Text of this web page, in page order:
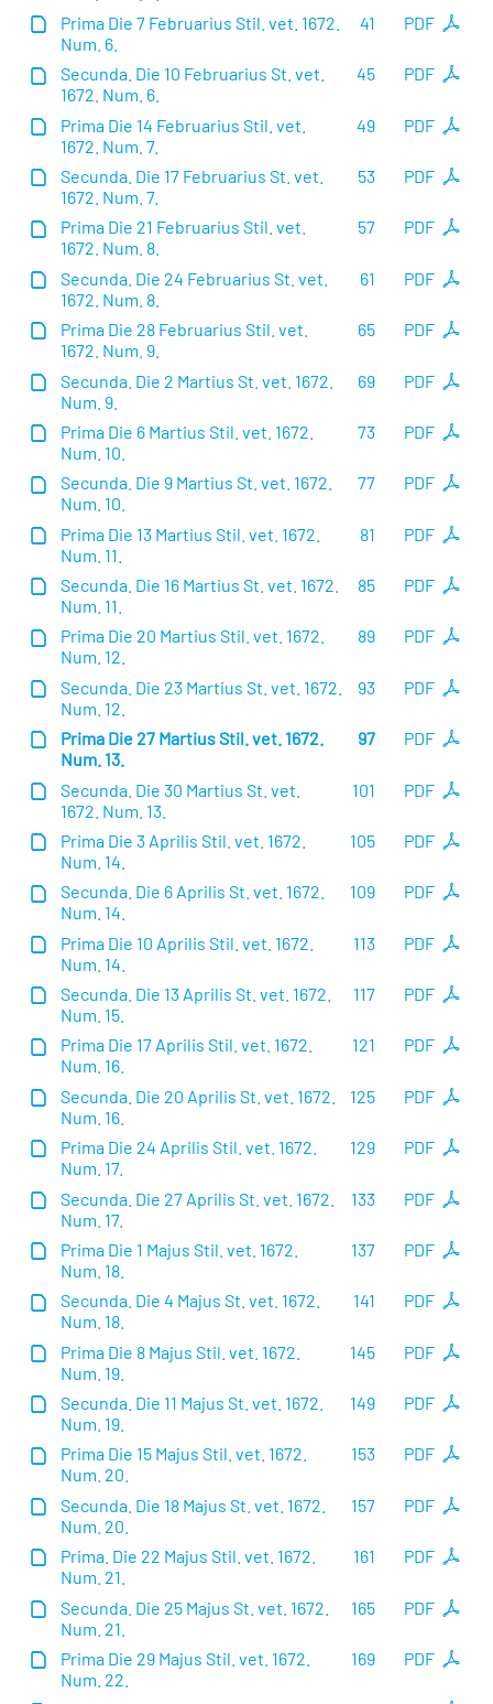
PDF
41
Prima Die 7 Februarius Stil. vet. 1672.
Num. 6.
PDF
45
Secunda. Die 10 Februarius St. vet.
1672. Num. 6.
PDF
49
Prima Die 14 Februarius Stil. vet.
1672. Num. 7.
PDF
53
Secunda. Die 17 Februarius St. vet.
1672. Num. 7.
PDF
57
Prima Die 21 Februarius Stil. vet.
1672. Num. 8.
PDF
61
Secunda. Die 24 Februarius St. vet.
1672. Num. 8.
PDF
65
Prima Die 28 Februarius Stil. vet.
1672. Num. 9.
PDF
69
Secunda. Die 2 Martius St. vet. 1672.
Num. 9.
PDF
73
Prima Die 6 Martius Stil. vet. 1672.
Num. 10.
PDF
77
Secunda. Die 9 Martius St. vet. 1672.
Num. 10.
PDF
81
Prima Die 13 Martius Stil. vet. 1672.
Num. 11.
PDF
85
Secunda. Die 16 Martius St. vet. 1672.
Num. 11.
PDF
89
Prima Die 20 Martius Stil. vet. 1672.
Num. 12.
PDF
93
Secunda. Die 23 Martius St. vet. 1672.
Num. 12.
PDF
97
Prima Die 27 Martius Stil. vet. 1672.
Num. 13.
PDF
101
Secunda. Die 30 Martius St. vet.
1672. Num. 13.
PDF
105
Prima Die 3 Aprilis Stil. vet. 1672.
Num. 14.
PDF
109
Secunda. Die 6 Aprilis St. vet. 1672.
Num. 14.
PDF
113
Prima Die 10 Aprilis Stil. vet. 1672.
Num. 14.
PDF
117
Secunda. Die 13 Aprilis St. vet. 1672.
Num. 15.
PDF
121
Prima Die 17 Aprilis Stil. vet. 1672.
Num. 16.
PDF
125
Secunda. Die 20 Aprilis St. vet. 1672.
Num. 16.
PDF
129
Prima Die 24 Aprilis Stil. vet. 1672.
Num. 17.
PDF
133
Secunda. Die 27 Aprilis St. vet. 1672.
Num. 17.
PDF
137
Prima Die 1 Majus Stil. vet. 1672.
Num. 18.
PDF
141
Secunda. Die 4 Majus St. vet. 1672.
Num. 18.
PDF
145
Prima Die 8 Majus Stil. vet. 1672.
Num. 19.
PDF
149
Secunda. Die 11 Majus St. vet. 1672.
Num. 19.
PDF
153
Prima Die 15 Majus Stil. vet. 1672.
Num. 20.
PDF
157
Secunda. Die 18 Majus St. vet. 1672.
Num. 20.
PDF
161
Prima. Die 22 Majus Stil. vet. 1672.
Num. 21.
PDF
165
Secunda. Die 25 Majus St. vet. 1672.
Num. 21.
PDF
169
Prima Die 29 Majus Stil. vet. 1672.
Num. 22.